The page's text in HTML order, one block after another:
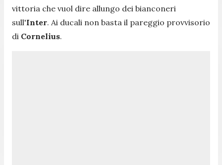
vittoria che vuol dire allungo dei bianconeri
sull'Inter. Ai ducali non basta il pareggio provvisorio
di Cornelius.